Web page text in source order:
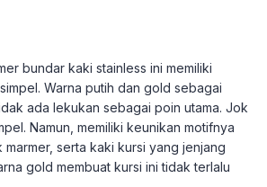
bundar kaki stainless ini memiliki
Warna putih dan gold sebagai
ada lekukan sebagai poin utama. Jok
Namun, memiliki keunikan motifnya
serta kaki kursi yang jenjang
gold membuat kursi ini tidak terlalu